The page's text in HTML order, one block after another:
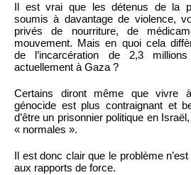
Il est vrai que les détenus de la
soumis à davantage de violence,
privés de nourriture, de
mouvement. Mais en quoi cela
de l’incarcération de 2,3
actuellement à Gaza ?
Certains diront même que vivre
génocide est plus contraignant et
d’être un prisonnier politique en
« normales ».
Il est donc clair que le problème
aux rapports de force.